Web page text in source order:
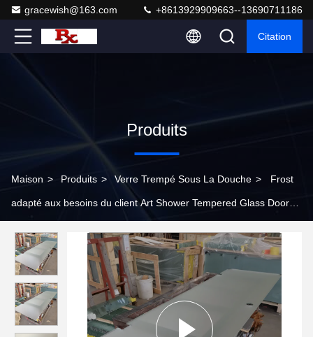
gracewish@163.com +8613929909663--13690711186
Citation
Produits
Maison > Produits > Verre Trempé Sous La Douche > Frost
adapté aux besoins du client Art Shower Tempered Glass Door